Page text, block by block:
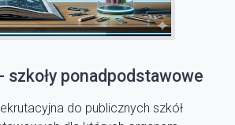
szkoły ponadpodstawowe
do publicznych szkół